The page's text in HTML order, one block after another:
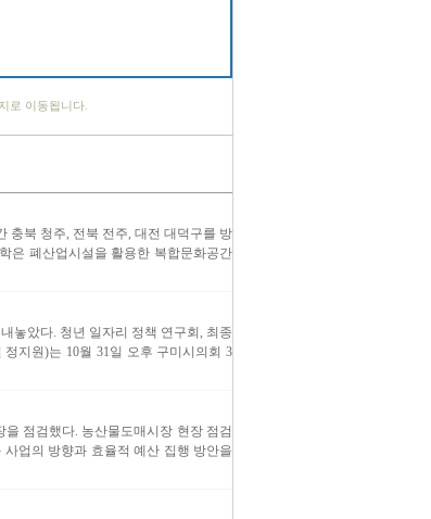
로 이동됩니다.
충북 청주, 전북 전주, 대전 대덕구를 방
은 폐산업시설을 활용한 복합문화공간
놓았다. 청년 일자리 정책 연구회, 최종
지원)는 10월 31일 오후 구미시의회 3
점검했다. 농산물도매시장 현장 점검
업의 방향과 효율적 예산 집행 방안을